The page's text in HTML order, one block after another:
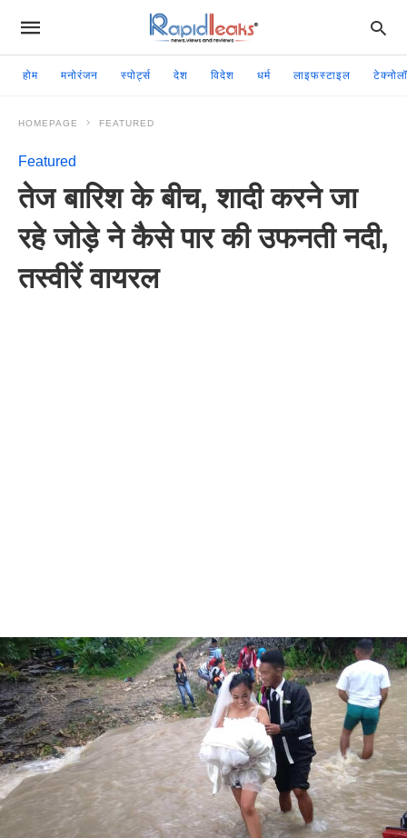
होम मनोरंजन स्पोर्ट्स देश विदेश धर्म लाइफस्टाइल
HOMEPAGE FEATURED
Featured
तेज बारिश के बीच, शादी करने जा
रहे जोड़े ने कैसे पार की उफनती नदी,
तस्वीरें वायरल